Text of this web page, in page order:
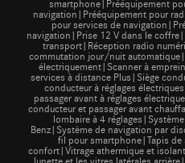
navigation|Prééquipement pour
pour services de
navigation|Prise 12 V dans le
transport|Réception radio
commutation jour/nuit
électriquement|Scanner à
services à distance Plus|Siège
conducteur à réglages
passager avant à réglages
conducteur et passager avant
lombaire à 4
Benz|Système de navigation par
fil pour smartphone|Tapis de
confort|Vitrage athermique et